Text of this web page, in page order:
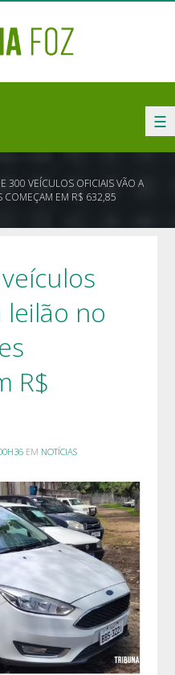
☰
300 VEÍCULOS OFICIAIS VÃO A
COMEÇAM EM R$ 632,85
leilão no
R$
EM NOTÍCIAS